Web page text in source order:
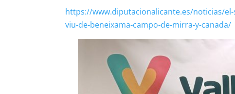
https://www.diputacionalicante.es/noticias/
viu-de-beneixama-campo-de-mirra-y-canada/